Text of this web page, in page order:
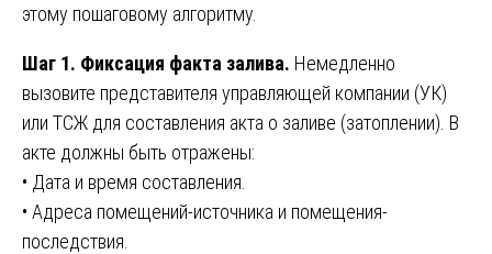
этому пошаговому алгоритму.
Шаг 1. Фиксация факта залива. Немедленно
вызовите представителя управляющей компании (УК)
или ТСЖ для составления акта о заливе (затоплении). В
акте должны быть отражены:
• Дата и время составления.
• Адреса помещений-источника и помещения-
последствия.